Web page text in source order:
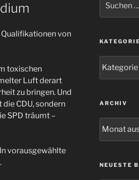
von
toxischen
Luft derart
zu bringen. Und
CDU, sondern
SPD träumt –
vorausgewählte
nach:
ARCHIV
NEUESTE